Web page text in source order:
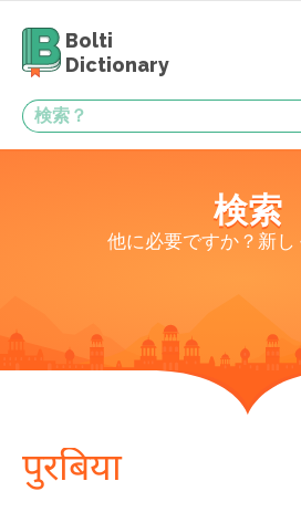
Bolti
Dictionary
検索
他に必要ですか？新し
पुरबिया